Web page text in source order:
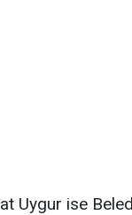
Uygur ise